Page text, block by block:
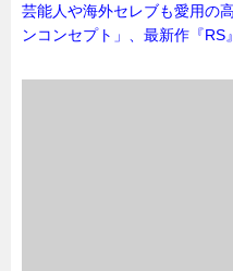
芸能人や海外セレブも愛用の
ンコンセプト」、最新作『RS